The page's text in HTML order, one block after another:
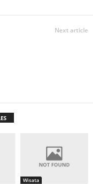
Next article
Wisata